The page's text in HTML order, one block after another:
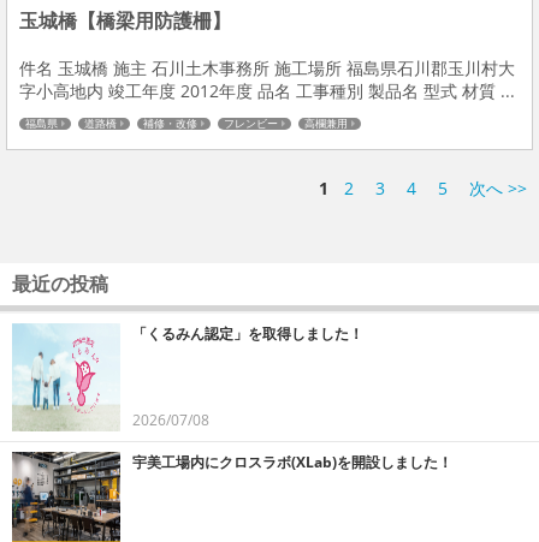
玉城橋【橋梁用防護柵】
件名 玉城橋 施主 石川土木事務所 施工場所 福島県石川郡玉川村大
字小高地内 竣工年度 2012年度 品名 工事種別 製品名 型式 材質 ...
福島県 道路橋 補修・改修 フレンビー 高欄兼用
1 2 3 4 5 次へ >>
最近の投稿
「くるみん認定」を取得しました！
2026/07/08
宇美工場内にクロスラボ(XLab)を開設しました！